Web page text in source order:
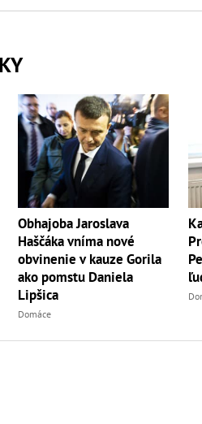
Obhajoba Jaroslava
Haščáka vníma nové
obvinenie v kauze Gorila
ako pomstu Daniela
Lipšica
Domáce